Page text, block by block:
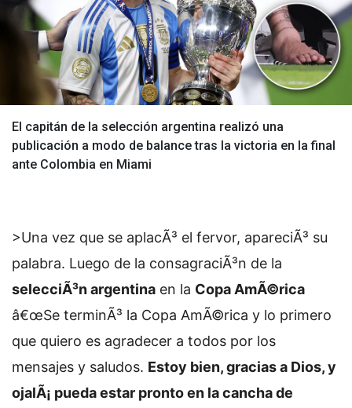
El capitán de la selección argentina realizó una
publicación a modo de balance tras la victoria en la final
ante Colombia en Miami
>Una vez que se aplacÃ³ el fervor, apareciÃ³ su
palabra. Luego de la consagraciÃ³n de la
selecciÃ³n argentina en la Copa AmÃ©rica
â€œSe terminÃ³ la Copa AmÃ©rica y lo primero
que quiero es agradecer a todos por los
mensajes y saludos. Estoy bien, gracias a Dios, y
ojalÃ¡ pueda estar pronto en la cancha de